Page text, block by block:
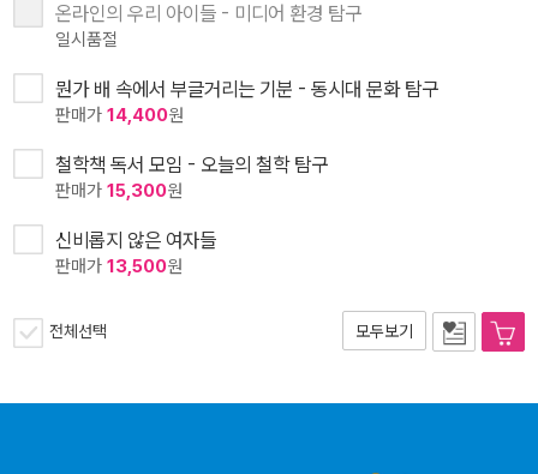
온라인의 우리 아이들 - 미디어 환경 탐구
일시품절
뭔가 배 속에서 부글거리는 기분 - 동시대 문화 탐구
판매가 14,400원
철학책 독서 모임 - 오늘의 철학 탐구
판매가 15,300원
신비롭지 않은 여자들
판매가 13,500원
전체선택 모두보기